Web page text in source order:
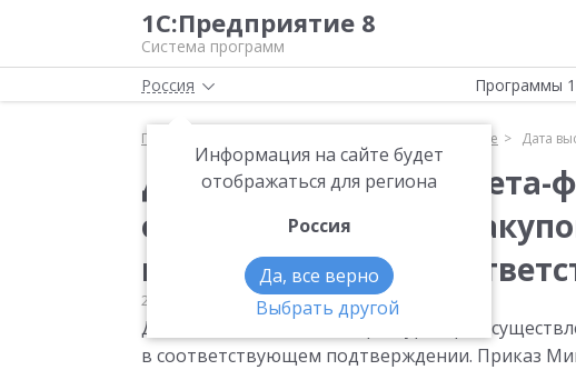
1С:Предприятие 8
Система программ
Россия
Информация на сайте будет
отображаться для региона
Россия
Да, все верно
Выбрать другой
Программы
Главная Прочее Дата
Дата выставления счета-
осуществлении гос
казначейством в
22.06.2022 Прочее
Дата выставления счета-фактуры при
в соответствующем подтверждении. Приказ